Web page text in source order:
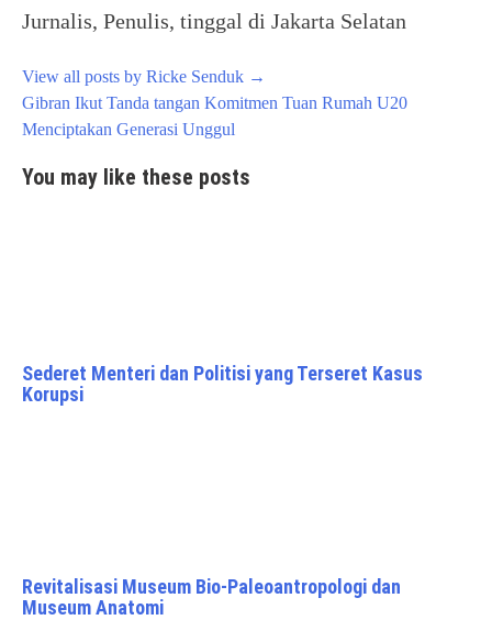
Jurnalis, Penulis, tinggal di Jakarta Selatan
View all posts by Ricke Senduk →
Post
navigation
Gibran Ikut Tanda tangan Komitmen Tuan Rumah U20
Menciptakan Generasi Unggul
You may like these posts
Sederet Menteri dan Politisi yang Terseret Kasus
Korupsi
Revitalisasi Museum Bio-Paleoantropologi dan
Museum Anatomi